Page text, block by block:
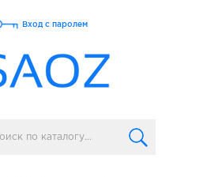
Вход с паролем